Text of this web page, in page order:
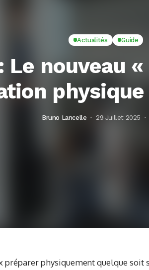
Actualités Guide
Le nouveau
Bruno Lancelle 29 Juillet 2025
préparer physiquement quelque soit